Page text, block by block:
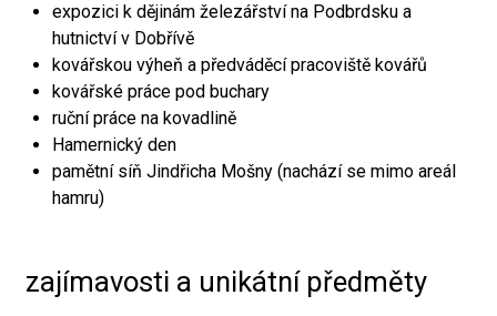
expozici k dějinám železářství na Podbrdsku a
hutnictví v Dobřívě
kovářskou výheň a předváděcí pracoviště kovářů
kovářské práce pod buchary
ruční práce na kovadlině
Hamernický den
pamětní síň Jindřicha Mošny (nachází se mimo areál
hamru)
zajímavosti a unikátní předměty